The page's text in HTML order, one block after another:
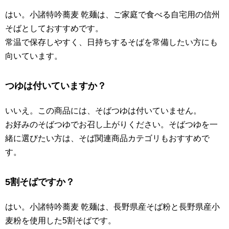
はい。小諸特吟蕎麦 乾麺は、ご家庭で食べる自宅用の信州
そばとしておすすめです。
常温で保存しやすく、日持ちするそばを常備したい方にも
向いています。
つゆは付いていますか？
いいえ。この商品には、そばつゆは付いていません。
お好みのそばつゆでお召し上がりください。そばつゆを一
緒に選びたい方は、そば関連商品カテゴリもおすすめで
す。
5割そばですか？
はい。小諸特吟蕎麦 乾麺は、長野県産そば粉と長野県産小
麦粉を使用した5割そばです。